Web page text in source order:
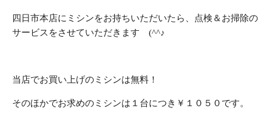
四日市本店にミシンをお持ちいただいたら、点検＆お掃除の
サービスをさせていただきます (^^♪
当店でお買い上げのミシンは無料！
そのほかでお求めのミシンは１台につき￥１０５０です。